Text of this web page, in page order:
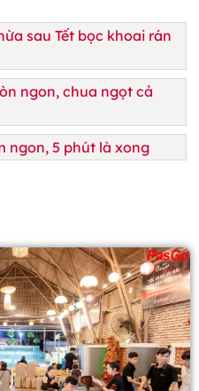
sau Tết bọc khoai rán
ngon, chua ngọt cả
ngon, 5 phút là xong